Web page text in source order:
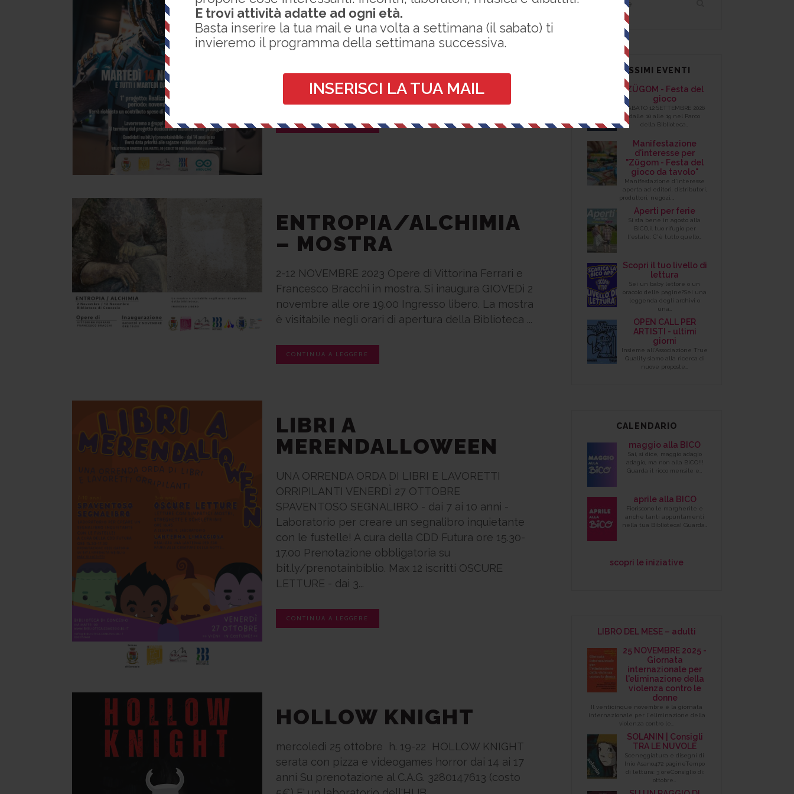
E trovi attività adatte ad ogni età.
Basta inserire la tua mail e una volta a settimana (il sabato) ti
invieremo il programma della settimana successiva.
INSERISCI LA TUA MAIL
Candidati ad entrare nel gruppo Biblio.lab, un
gruppo di persone appassionate di tecnologia,
innovazione e informatica che uniranno e
concretezza e forma alla propria immaginazione. I l
primo progetto sarà la...
CONTINUA A LEGGERE
ENTROPIA/ALCHIMIA
– MOSTRA
2-12 NOVEMBRE 2023 Opere di Vittorina Ferrari e
Francesco Bracchi in mostra. Si inaugura GIOVEDì 2
novembre alle ore 19.00 Ingresso libero. La mostra
è visitabile negli orari di apertura della Biblioteca ...
CONTINUA A LEGGERE
LIBRI A
MERENDALLOWEEN
UNA ORRENDA ORDA DI LIBRI E LAVORETTI
ORRIPILANTI VENERDÌ 27 OTTOBRE
SPAVENTOSO SEGNALIBRO - dai 7 ai 10 anni -
Laboratorio per creare un segnalibro inquietante
con le fustelle! A cura della CDD Futura ore 15.30-
17.00 Prenotazione obbligatoria su
bit.ly/prenotainbiblio. Max 12 iscritti OSCURE
LETTURE - dai 3...
CONTINUA A LEGGERE
HOLLOW KNIGHT
mercoledì 25 ottobre h. 19-22 HOLLOW KNIGHT
serata con pizza e videogames horror dai 14 ai 17
anni Su prenotazione al C.A.G. 3280147613 (costo
I PROSSIMI EVENTI
ZÜGOM - Festa del
gioco
SABATO 12 SETTEMBRE 2026
dalle 10 alle 19 nel Parco
della Biblioteca…
Manifestazione
d'interesse per
"Zügom - Festa del
gioco da tavolo"
Manifestazione d'interesse
aperta ad editori, distributori,
produttori, negozi,…
Aperti per ferie
Si sta bene in agosto alla
BiCO,il tuo rifugio per
l'estate: C'è tutto quello…
Scopri il tuo livello di
lettura
Sei un baby lettore o un
oracolo delle pagine?Sei una
leggenda degli archivi o
una…
OPEN CALL PER
ARTISTI - ultimi
giorni
Insieme all'Associazione True
Quality siamo alla ricerca di
nuove proposte…
CALENDARIO
maggio alla BICO
Sai, si dice, maggio adagio
adagio, ma non alla BiCO!!!
Guarda il ricco mensile e…
aprile alla BICO
Fioriscono le margherite e
anche tanti appuntamenti
nella tua Biblioteca! Guarda…
scopri le iniziative
LIBRO DEL MESE – adulti
25 NOVEMBRE 2025 -
Giornata
internazionale per
l'eliminazione della
violenza contro le
donne
Il venticinque novembre è la giornata
internazionale per l'eliminazione della
violenza contro le…
SOLANIN | Consigli
TRA LE NUVOLE
Sceneggiatura e disegni di
Inio Asano472 pagineTempo
di lettura: 3 oreConsiglio di:
ottobre…